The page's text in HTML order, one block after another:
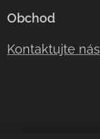
Obchod
Kontaktujte nás